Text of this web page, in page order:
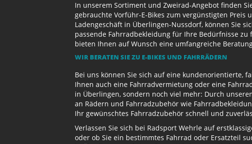
In unserem Sortiment und Zweirad-Angebot finden
gebrauchte Vorführ-E-Bikes zum vergünstigten Preis
Ladengeschäft in Überlingen-Nussdorf, können Sie
passende Fahrradbekleidung für Ihre Bedürfnisse
bieten Ihnen auf Wunsch eine umfangreiche
WIR BERATEN SIE ZU E-BIKES UND FAHRRÄDERN
Bei uns können Sie sich auf eine kundenorientierte,
Ihnen auch eine Fahrradvermietung oder eine
in Überlingen, sondern noch viel mehr: Durch
an Rädern und Fahrradzubehör wie
Ihr gewünschtes Fahrradzubehör schnell und
Verlassen Sie sich bei Radsport Wehrle auf
oder ob Sie ein bestimmtes Fahrrad oder Ersatzteil